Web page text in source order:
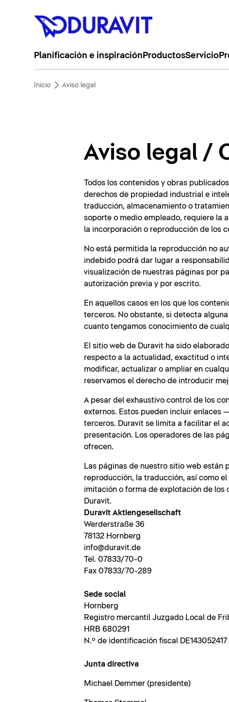
Planificación e inspiración ProductosServicio
Inicio Aviso legal
Aviso legal /
Todos los contenidos y obras
derechos de propiedad industrial e
traducción, almacenamiento o
soporte o medio empleado, requiere la
la incorporación o reproducción de los
No está permitida la reproducción no
indebido podrá dar lugar a
visualización de nuestras páginas por
autorización previa y por escrito.
En aquellos casos en los que los
terceros. No obstante, si detecta
cuanto tengamos conocimiento de
El sitio web de Duravit ha sido
respecto a la actualidad, exactitud o
modificar, actualizar o ampliar en
reservamos el derecho de introducir
A pesar del exhaustivo control de los
externos. Estos pueden incluir enlaces
terceros. Duravit se limita a facilitar el
presentación. Los operadores de las
ofrecen.
Las páginas de nuestro sitio web
reproducción, la traducción, así como
imitación o forma de explotación de
Duravit.
Duravit Aktiengesellschaft
Werderstraße 36
78132 Hornberg
info@duravit.de
Tel. 07833/70-0
Fax 07833/70-289
Sede social
Hornberg
Registro mercantil Juzgado Local de
HRB 680291
N.º de identificación fiscal DE143052417
Junta directiva
Michael Demmer (presidente)